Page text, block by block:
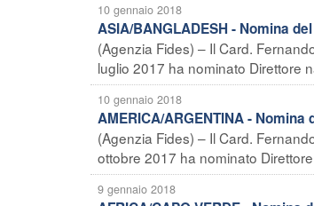
10 gennaio 2018
ASIA/BANGLADESH - Nomina
(Agenzia Fides) – Il Card.
luglio 2017 ha nominato Direttore
10 gennaio 2018
AMERICA/ARGENTINA -
(Agenzia Fides) – Il Card.
ottobre 2017 ha nominato
9 gennaio 2018